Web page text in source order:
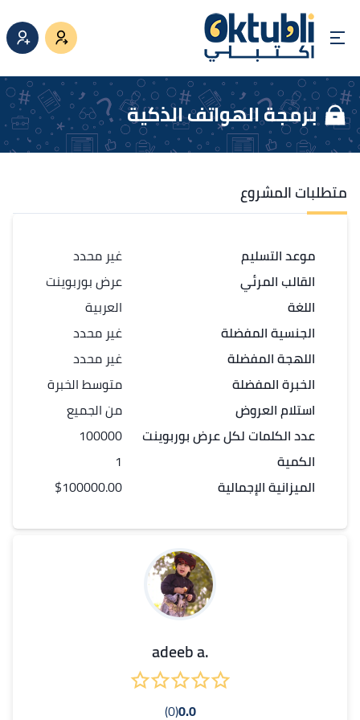
برمجة الهواتف الذكية
متطلبات المشروع
موعد التسليم
القالب المرئي
اللغة
الجنسية المفضلة
اللهجة المفضلة
الخبرة المفضلة
استلام العروض
عدد الكلمات لكلعرض بوربوينت
الكمية
الميزانية الإجمالية
غير محدد
عرض بوربوينت
العربية
غير محدد
غير محدد
متوسط الخبرة
من الجميع
100000
1
$100000.00
.adeeb a
0.0
(0)